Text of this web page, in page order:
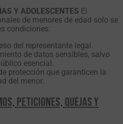
Y ADOLESCENTES El
de menores de edad solo se
condiciones:
del representante legal.
de datos sensibles, salvo
esencial.
protección que garanticen la
del menor.
PETICIONES, QUEJAS Y